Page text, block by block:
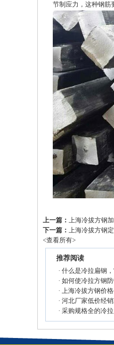
节制应力，这种钢筋
上一篇： 上海冷拔方钢
下一篇： 上海冷拔方钢
<查看所有>
推荐阅读
· 什么是冷拉扁钢
· 如何使冷拉方钢
· 上海冷拔方钢价
· 河北厂家低价经
· 采购规格全的冷